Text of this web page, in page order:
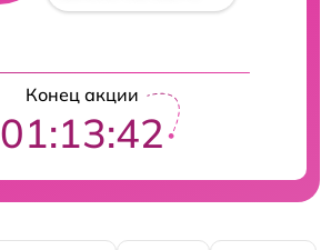
Конец акции
01:13:42